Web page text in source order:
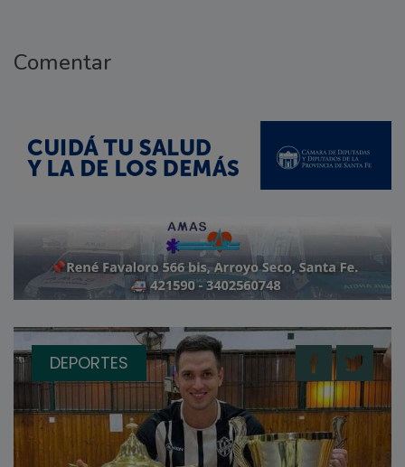
Comentar
DEPORTES